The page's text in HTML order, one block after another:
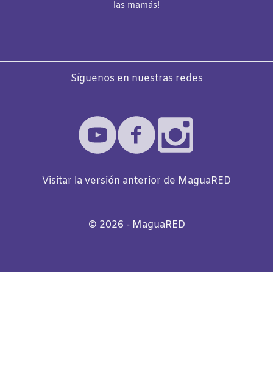
las mamás!
Síguenos en nuestras redes
Visitar la versión anterior de MaguaRED
©️ 2026 - MaguaRED